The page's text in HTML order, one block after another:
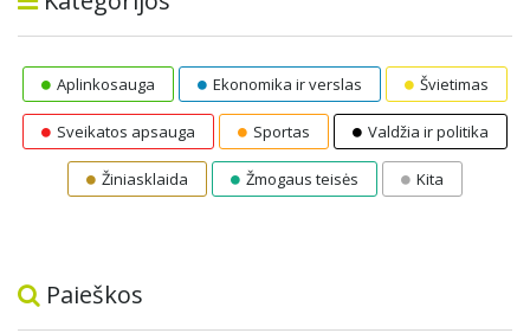
Aplinkosauga Ekonomika ir verslas Švietimas
Sveikatos apsauga Sportas Valdžia ir politika
Žiniasklaida Žmogaus teisės Kita
Paieškos